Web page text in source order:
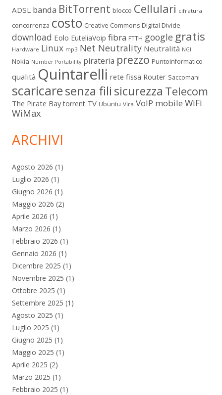
ADSL banda BitTorrent blocco Cellulari cifratura
concorrenza costo Creative Commons Digital Divide
download Eolo EuteliaVoip fibra FTTH google gratis
Hardware Linux mp3 Net Neutrality Neutralità NGI
Nokia Number Portability pirateria prezzo PuntoInformatico
qualità Quintarelli rete fissa Router Saccomani
scaricaresenza fili sicurezza Telecom
The Pirate Bay torrent TV Ubuntu Vira VoIP mobile WiFi
WiMax
ARCHIVI
Agosto 2026 (1)
Luglio 2026 (1)
Giugno 2026 (1)
Maggio 2026 (2)
Aprile 2026 (1)
Marzo 2026 (1)
Febbraio 2026 (1)
Gennaio 2026 (1)
Dicembre 2025 (1)
Novembre 2025 (1)
Ottobre 2025 (1)
Settembre 2025 (1)
Agosto 2025 (1)
Luglio 2025 (1)
Giugno 2025 (1)
Maggio 2025 (1)
Aprile 2025 (2)
Marzo 2025 (1)
Febbraio 2025 (1)